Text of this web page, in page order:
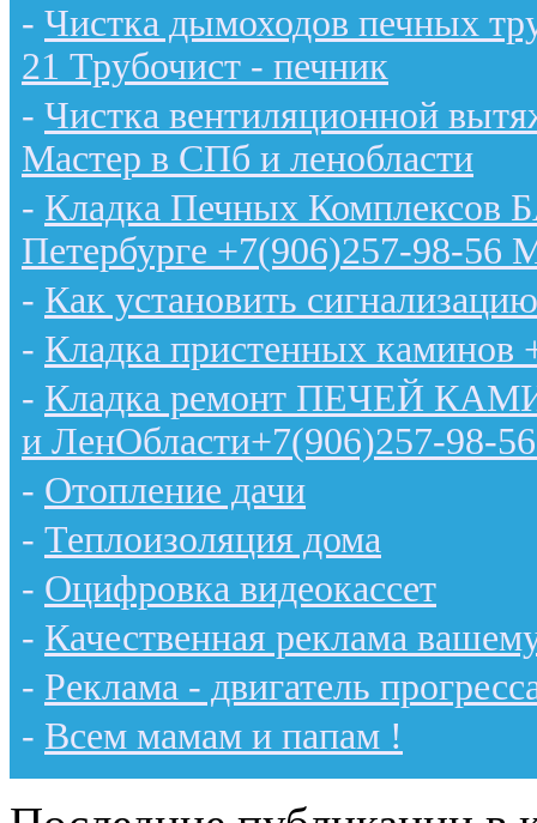
- Чистка дымоходов печных
21 Трубочист - печник
- Чистка вентиляционной
Мастер в СПб и ленобласти
- Кладка Печных Комплексов
Петербурге +7(906)257-98-56
- Как установить
- Кладка пристенных каминов
- Кладка ремонт ПЕЧЕЙ
и ЛенОбласти+7(906)257-98-
- Отопление дачи
- Теплоизоляция дома
- Оцифровка видеокассет
- Качественная реклама
- Реклама - двигатель
- Всем мамам и папам !